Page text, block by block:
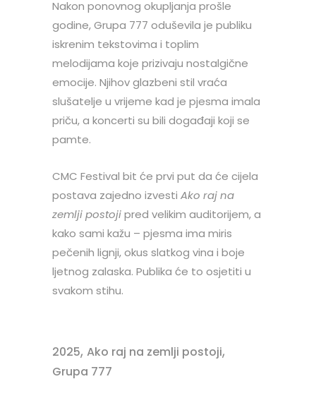
Nakon ponovnog okupljanja prošle
godine, Grupa 777 oduševila je publiku
iskrenim tekstovima i toplim
melodijama koje prizivaju nostalgične
emocije. Njihov glazbeni stil vraća
slušatelje u vrijeme kad je pjesma imala
priču, a koncerti su bili događaji koji se
pamte.
CMC Festival bit će prvi put da će cijela
postava zajedno izvesti Ako raj na
zemlji postojipred velikim auditorijem, a
kako sami kažu – pjesma ima miris
pečenih lignji, okus slatkog vina i boje
ljetnog zalaska. Publika će to osjetiti u
svakom stihu.
2025, Ako raj na zemlji postoji,
Grupa 777